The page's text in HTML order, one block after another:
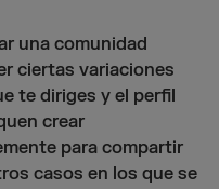
una comunidad
ciertas variaciones
te diriges y el perfil
crear
para compartir
casos en los que se